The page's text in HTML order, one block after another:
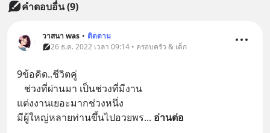
คำตอบอื่น(9)
วาสนา was • ติดตาม
26 ธ.ค. 2022 เวลา 09:14 • ครอบครัว & เด็ก
9ข้อคิด..ชีวิตคู่
   ช่วงที่ผ่านมา เป็นช่วงที่มีงาน
แต่งงานเยอะมากช่วงหนึ่ง
มีผู้ใหญ่หลายท่านขึ้นไปอวยพร... อ่านต่อ